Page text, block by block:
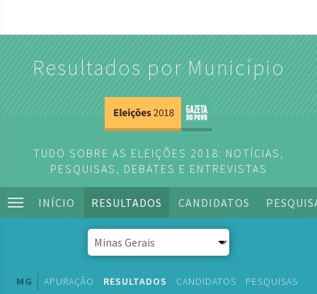
Resultados por Município
TUDO SOBRE AS ELEIÇÕES 2018: NOTÍCIAS,
PESQUISAS, DEBATES E ENTREVISTAS
INÍCIO RESULTADOS CANDIDATOS
MG APURAÇÃO RESULTADOS CANDIDATOS PESQUISAS